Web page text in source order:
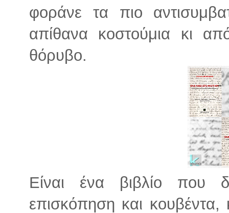
φοράνε τα πιο
απίθανα κοστούμια κι
θόρυβο.
Είναι ένα βιβλίο που
επισκόπηση και